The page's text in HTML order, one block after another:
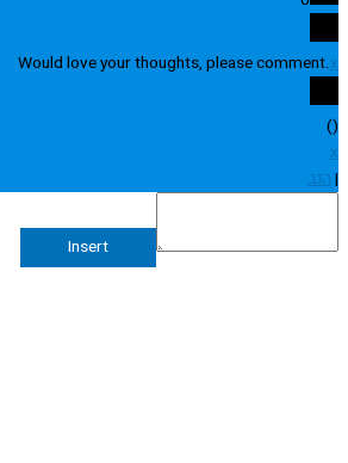
Would love your thoughts, please
Insert